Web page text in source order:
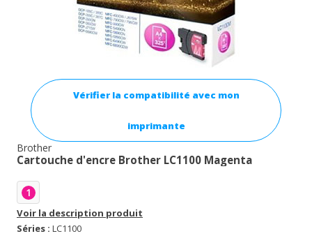
Vérifier la compatibilité avec mon
imprimante
Brother
Cartouche d'encre Brother LC1100 Magenta
1
Voir la description produit
Séries : LC1100